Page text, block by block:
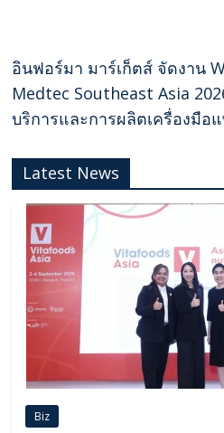
อินฟอร์มา มาร์เก็ตส์ จัดงาน
Medtec Southeast Asia
บริการและการผลิตเครื่องมือ
Latest News
Biz